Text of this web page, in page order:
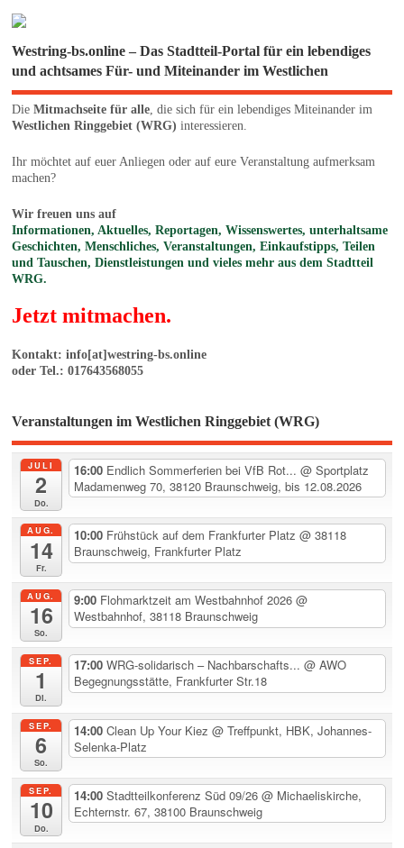
Westring-bs.online – Das Stadtteil-Portal für ein lebendiges
und achtsames Für- und Miteinander im Westlichen
DieMitmachseite für alle, die sich für ein lebendiges Miteinander im
Westlichen Ringgebiet (WRG) interessieren.
Ihr möchtet auf euer Anliegen oder auf eure Veranstaltung aufmerksam
machen?
Wir freuen uns auf
Informationen, Aktuelles, Reportagen, Wissenswertes, unterhaltsame
Geschichten, Menschliches, Veranstaltungen, Einkaufstipps, Teilen
und Tauschen, Dienstleistungen und vieles mehr aus dem Stadtteil
WRG.
Jetzt mitmachen.
Kontakt: info[at]westring-bs.online
oder Tel.: 017643568055
Veranstaltungen im Westlichen Ringgebiet (WRG)
JULI
2
Do.
16:00 Endlich Sommerferien bei VfB Rot...@ Sportplatz
Madamenweg 70, 38120 Braunschweig, bis 12.08.2026
AUG.
14
Fr.
10:00 Frühstück auf dem Frankfurter Platz@ 38118
Braunschweig, Frankfurter Platz
AUG.
16
So.
9:00 Flohmarktzeit am Westbahnhof 2026@
Westbahnhof, 38118 Braunschweig
SEP.
1
Di.
17:00WRG-solidarisch – Nachbarschafts...@ AWO
Begegnungsstätte, Frankfurter Str.18
SEP.
6
So.
14:00Clean Up Your Kiez@ Treffpunkt, HBK, Johannes-
Selenka-Platz
SEP.
10
Do.
14:00Stadtteilkonferenz Süd 09/26@ Michaeliskirche,
Echternstr. 67, 38100 Braunschweig